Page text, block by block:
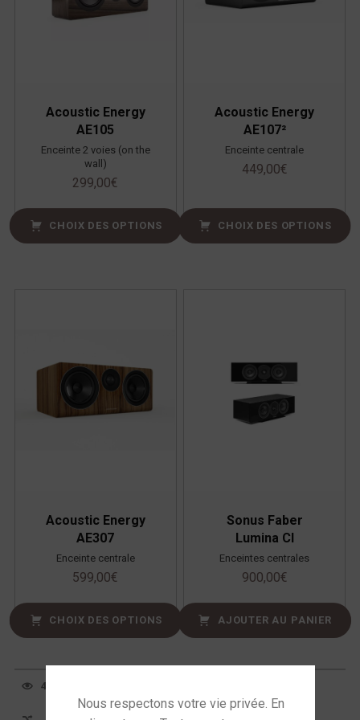
Acoustic Energy
AE105
Enceinte 2 voies (on the
wall)
299,00€
CHOIX DES OPTIONS
Acoustic Energy
AE107²
Enceinte centrale
449,00€
CHOIX DES OPTIONS
Acoustic Energy
AE307
Enceinte centrale
599,00€
CHOIX DES OPTIONS
Sonus Faber
Lumina CI
Enceintes centrales
900,00€
AJOUTER AU PANIER
4 résultats affichés